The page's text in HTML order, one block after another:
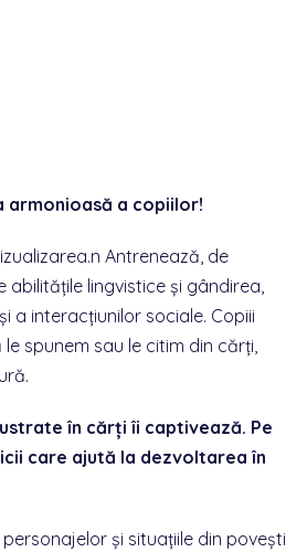
a copiilor!
Antrenează, de
lingvistice și gândirea,
a interacțiunilor sociale. Copiii
spunem sau le citim din cărți,
în cărți îi captivează. Pe
care ajută la dezvoltarea în
și situațiile din povești